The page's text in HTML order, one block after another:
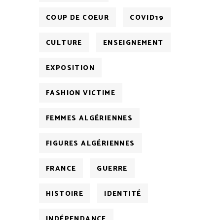
COUP DE COEUR COVID19
CULTURE ENSEIGNEMENT
EXPOSITION
FASHION VICTIME
FEMMES ALGÉRIENNES
FIGURES ALGÉRIENNES
FRANCE GUERRE
HISTOIRE IDENTITÉ